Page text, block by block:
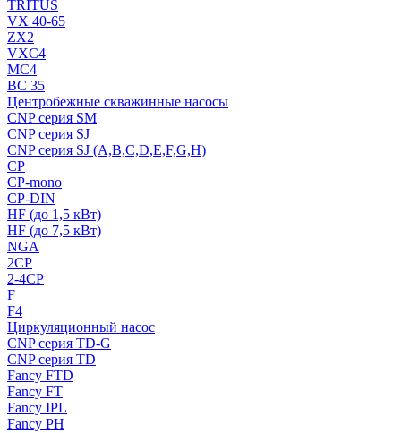
TRITUS
VX 40-65
ZX2
VXC4
MC4
BC 35
Центробежные скважинные насосы
CNP серия SM
CNP серия SJ
CNP серия SJ (A,B,C,D,E,F,G,H)
CP
CP-mono
CP-DIN
HF (до 1,5 кВт)
HF (до 7,5 кВт)
NGA
2CP
2-4CP
F
F4
Циркуляционный насос
CNP серия TD-G
CNP серия TD
Fancy FTD
Fancy FT
Fancy IPL
Fancy PH